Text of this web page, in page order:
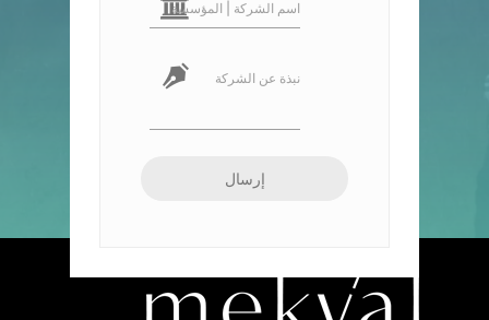
اسم الشركة | المؤسسة
نبذة عن الشركة
إرسال